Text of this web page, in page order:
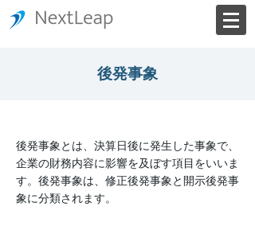
後発事象
後発事象とは、決算日後に発生した事象で、
企業の財務内容に影響を及ぼす項目をいいま
す。後発事象は、修正後発事象と開示後発事
象に分類されます。